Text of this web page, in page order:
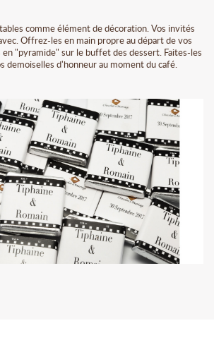
comme élément de décoration. Vos invités
Offrez-les en main propre au départ de vos
"pyramide" sur le buffet des dessert. Faites-les
demoiselles d'honneur au moment du café.